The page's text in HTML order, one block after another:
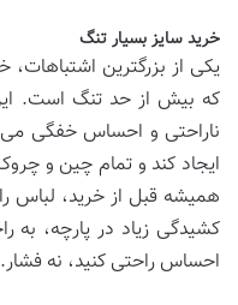
خرید سایز بسیار تنگ
یکی از بزرگترین
که بیش از حد تنگ است.
ناراحتی و احساس خفگی
ایجاد کند و تمام چین و
همیشه قبل از خرید، لباس
کشیدگی زیاد در پارچه، به
احساس راحتی کنید، نه فشار.